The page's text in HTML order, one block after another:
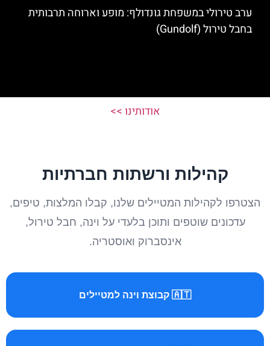
ערב טירולי במשפחת גונדולף: מופע וארוחה תרבותית
בחבל טירול (Gundolf)
אודותינו >>
קהילות ורשתות חברתיות
הצטרפו לקהילות המטיילים שלנו, קבלו המלצות, טיפים,
עדכונים שוטפים ותוכן בלעדי על וינה, חבל טירול,
אינסברוק ואוסטריה.
🇦🇹 קבוצת וינה למטיילים